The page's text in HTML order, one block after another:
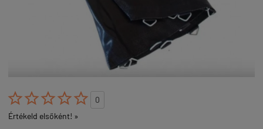

0
Értékeld elsőként! »